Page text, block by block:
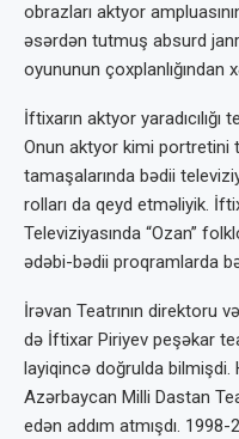
obrazları aktyor
əsərdən tutmuş absurd
oyununun çoxplanlığından
İftixarın aktyor
Onun aktyor kimi portretini
tamaşalarında bədii
rolları da qeyd etməliyik.
Televiziyasında “Ozan”
ədəbi-bədii proqramlarda
İrəvan Teatrının direktoru
də İftixar Piriyev peşəkar
layiqincə doğrulda
Azərbaycan Milli Dastan
edən addım atmışdı.